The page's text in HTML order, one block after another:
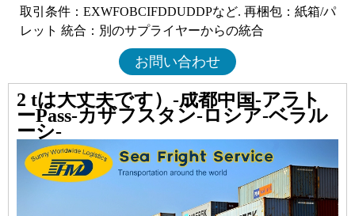
取引条件：EXWFOBCIFDDUDDPなど. 再梱包：紙箱/パ
レット 統合：別のサプライヤーからの統合
お問い合わせ
2 tは大丈夫です）-成都中国-アラト
ーPass-カザフスタン-ロシア-ベラル
ーシ-